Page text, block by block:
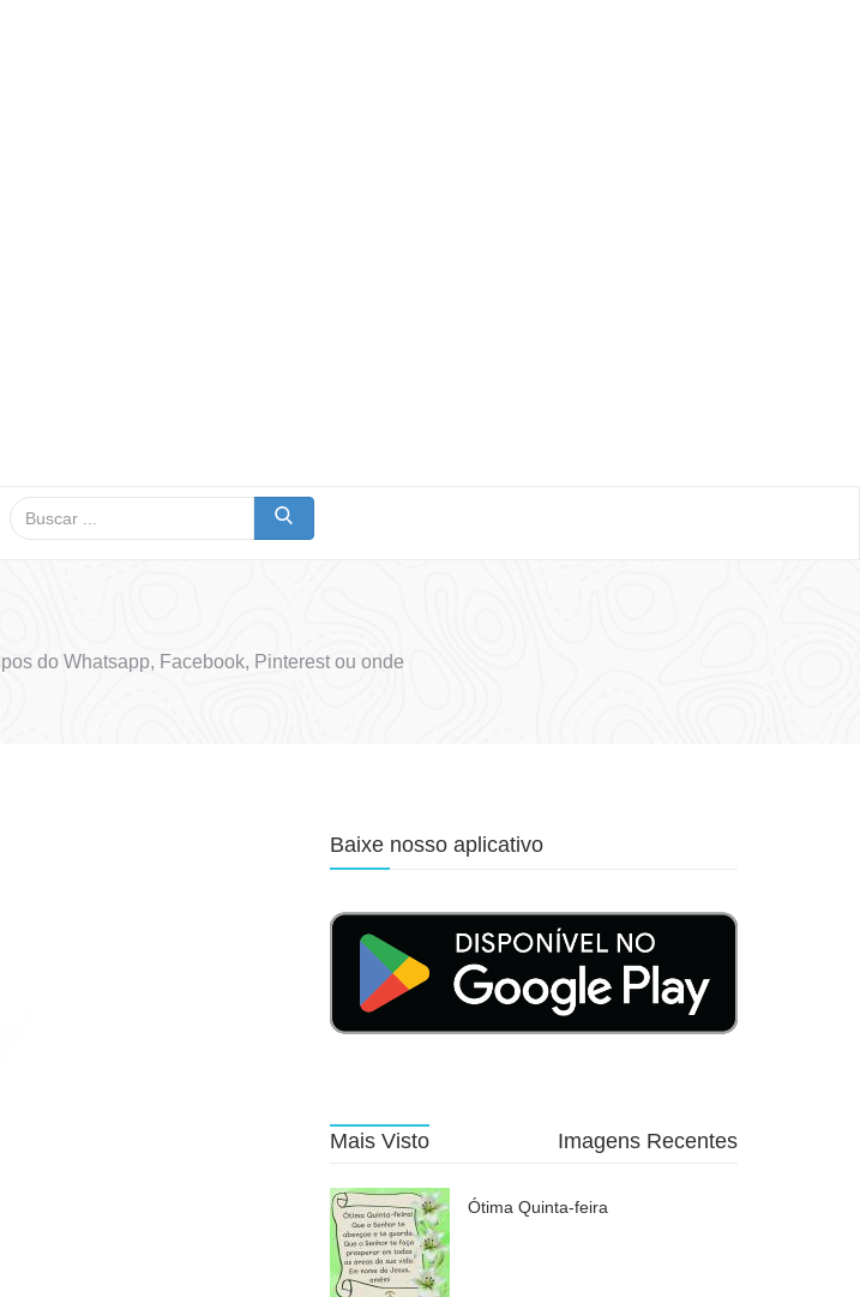
do Whatsapp, Facebook, Pinterest ou onde
Baixe nosso aplicativo
Mais Visto Imagens Recentes
Ótima Quinta-feira